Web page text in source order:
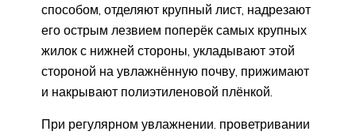
способом, отделяют крупный лист, надрезают
его острым лезвием поперёк самых крупных
жилок с нижней стороны, укладывают этой
стороной на увлажнённую почву, прижимают
и накрывают полиэтиленовой плёнкой.
При регулярном увлажнении. проветривании